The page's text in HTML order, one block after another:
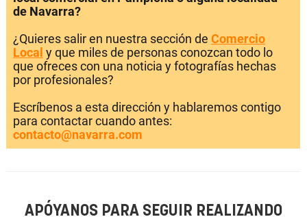
de Navarra?
¿Quieres salir en nuestra sección de Comercio
Local y que miles de personas conozcan todo lo
que ofreces con una noticia y fotografías hechas
por profesionales?
Escríbenos a esta dirección y hablaremos contigo
para contactar cuando antes:
contacto@navarra.com
APÓYANOS PARA SEGUIR REALIZANDO